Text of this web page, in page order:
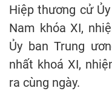
Hiệp thương cử
Nam khóa XI,
Ủy ban Trung
nhất khoá XI,
ra cùng ngày.